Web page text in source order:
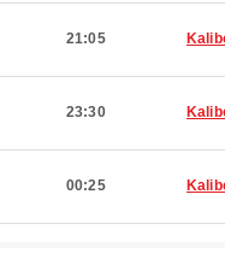
21:05
23:30
00:25